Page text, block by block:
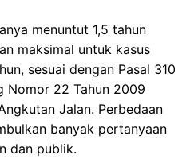
menuntut 1,5 tahun
maksimal untuk kasus
sesuai dengan Pasal 310
Nomor 22 Tahun 2009
Jalan. Perbedaan
banyak pertanyaan
dan publik.